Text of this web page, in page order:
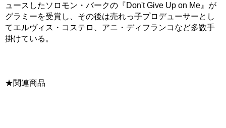
ュースしたソロモン・バークの『Don't Give Up on Me』が
グラミーを受賞し、その後は売れっ子プロデューサーとし
てエルヴィス・コステロ、アニ・ディフランコなど多数手
掛けている。
★関連商品